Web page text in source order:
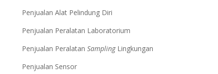
Penjualan Alat Pelindung Diri
Penjualan Peralatan Laboratorium
Penjualan Peralatan SamplingLingkungan
Penjualan Sensor